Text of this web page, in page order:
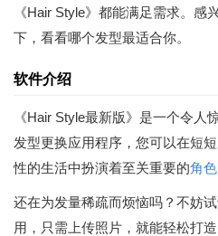
《Hair Style》都能满足需求。感
下，看看哪个发型最适合你。
软件介绍
《Hair Style最新版》是一个令人
发型更换应用程序，您可以在短
性的生活中扮演着至关重要的角色
还在为发量稀疏而烦恼吗？不妨
用，只需上传照片，就能轻松打